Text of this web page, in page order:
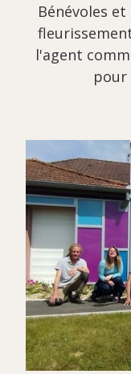
Bénévoles
l'agent
pour